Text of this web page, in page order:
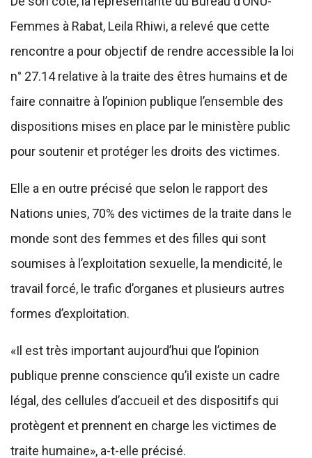
Femmes à Rabat, Leila Rhiwi, a relevé que cette
rencontre a pour objectif de rendre accessible la loi
n° 27.14 relative à la traite des êtres humains et de
faire connaitre à l’opinion publique l’ensemble des
dispositions mises en place par le ministère public
pour soutenir et protéger les droits des victimes.
Elle a en outre précisé que selon le rapport des
Nations unies, 70% des victimes de la traite dans le
monde sont des femmes et des filles qui sont
soumises à l’exploitation sexuelle, la mendicité, le
travail forcé, le trafic d’organes et plusieurs autres
formes d’exploitation.
«Il est très important aujourd’hui que l’opinion
publique prenne conscience qu’il existe un cadre
légal, des cellules d’accueil et des dispositifs qui
protègent et prennent en charge les victimes de
traite humaine», a-t-elle précisé.